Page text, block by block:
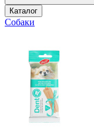
Каталог
Собаки